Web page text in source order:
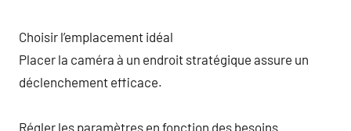
Choisir l’emplacement idéal
Placer la caméra à un endroit stratégique assure un
déclenchement efficace.
Régler les paramètres en fonction des besoins